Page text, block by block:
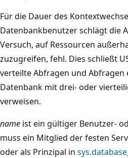
Für die Dauer des
Datenbankbenutzer schlägt die
Versuch, auf Ressourcen
zuzugreifen, fehl. Dies schließt
verteilte Abfragen und Abfragen
Datenbank mit drei- oder
verweisen.
name ist ein gültiger Benutzer-
muss ein Mitglied der festen
oder als Prinzipal in